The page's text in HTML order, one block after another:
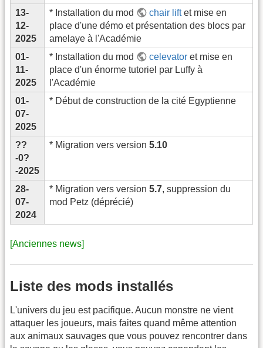
13-
12-
2025
* Installation du mod chair liftet mise en
place d'une démo et présentation des blocs par
amelaye à l'Académie
01-
11-
2025
* Installation du mod celevator et mise en
place d'un énorme tutoriel par Luffy à
l'Académie
01-
07-
2025
* Début de construction de la cité Egyptienne
??
-0?
-2025
* Migration vers version 5.10
28-
07-
2024
* Migration vers version 5.7, suppression du
mod Petz (déprécié)
[Anciennes news]
Liste des mods installés
L'univers du jeu est pacifique. Aucun monstre ne vient
attaquer les joueurs, mais faites quand même attention
aux animaux sauvages que vous pouvez rencontrer dans